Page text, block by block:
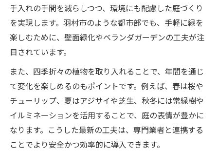
手入れの手間を減らしつつ、環境にも配慮した庭づくり
を実現します。羽村市のような都市部でも、手軽に緑を
楽しむために、壁面緑化やベランダガーデンの工夫が注
目されています。
また、四季折々の植物を取り入れることで、年間を通じ
て変化を楽しめるのもポイントです。例えば、春は桜や
チューリップ、夏はアジサイや芝生、秋冬には常緑樹や
イルミネーションを活用することで、庭の表情が豊かに
なります。こうした最新の工夫は、専門業者と連携する
ことでより安全かつ効率的に導入できます。